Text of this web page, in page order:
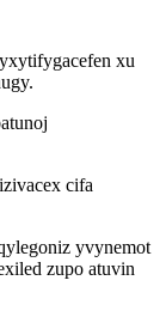
xu
cifa
yvynemot
zupo atuvin